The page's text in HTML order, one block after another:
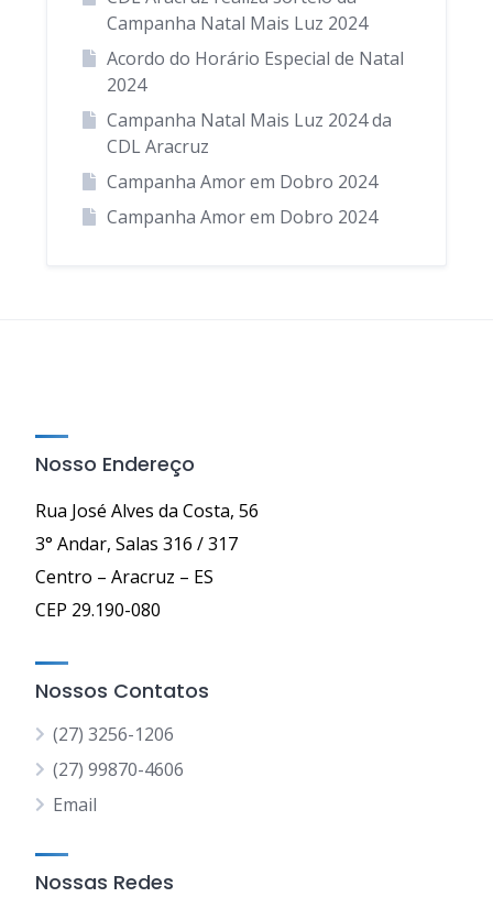
Campanha Natal Mais Luz 2024
Acordo do Horário Especial de Natal
2024
Campanha Natal Mais Luz 2024 da
CDL Aracruz
Campanha Amor em Dobro 2024
Campanha Amor em Dobro 2024
Nosso Endereço
Rua José Alves da Costa, 56
3° Andar, Salas 316 / 317
Centro – Aracruz – ES
CEP 29.190-080
Nossos Contatos
(27) 3256-1206
(27) 99870-4606
Email
Nossas Redes